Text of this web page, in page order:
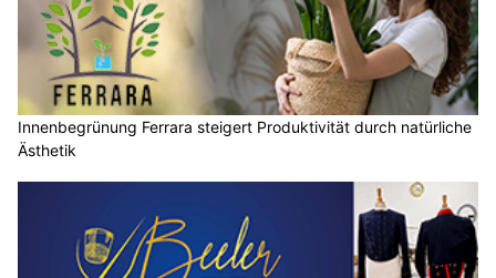
Innenbegrünung Ferrara steigert Produktivität durch natürliche
Ästhetik